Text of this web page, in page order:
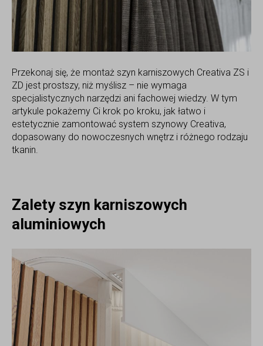
Przekonaj się, że montaż szyn karniszowych Creativa ZS i
ZD jest prostszy, niż myślisz – nie wymaga
specjalistycznych narzędzi ani fachowej wiedzy. W tym
artykule pokażemy Ci krok po kroku, jak łatwo i
estetycznie zamontować system szynowy Creativa,
dopasowany do nowoczesnych wnętrz i różnego rodzaju
tkanin.
Zalety szyn karniszowych
aluminiowych